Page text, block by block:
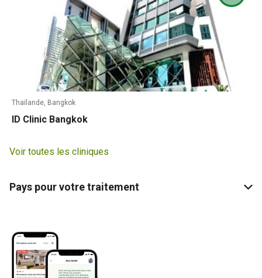
Thaïlande, Bangkok
ID Clinic Bangkok
Voir toutes les cliniques
Pays pour votre traitement